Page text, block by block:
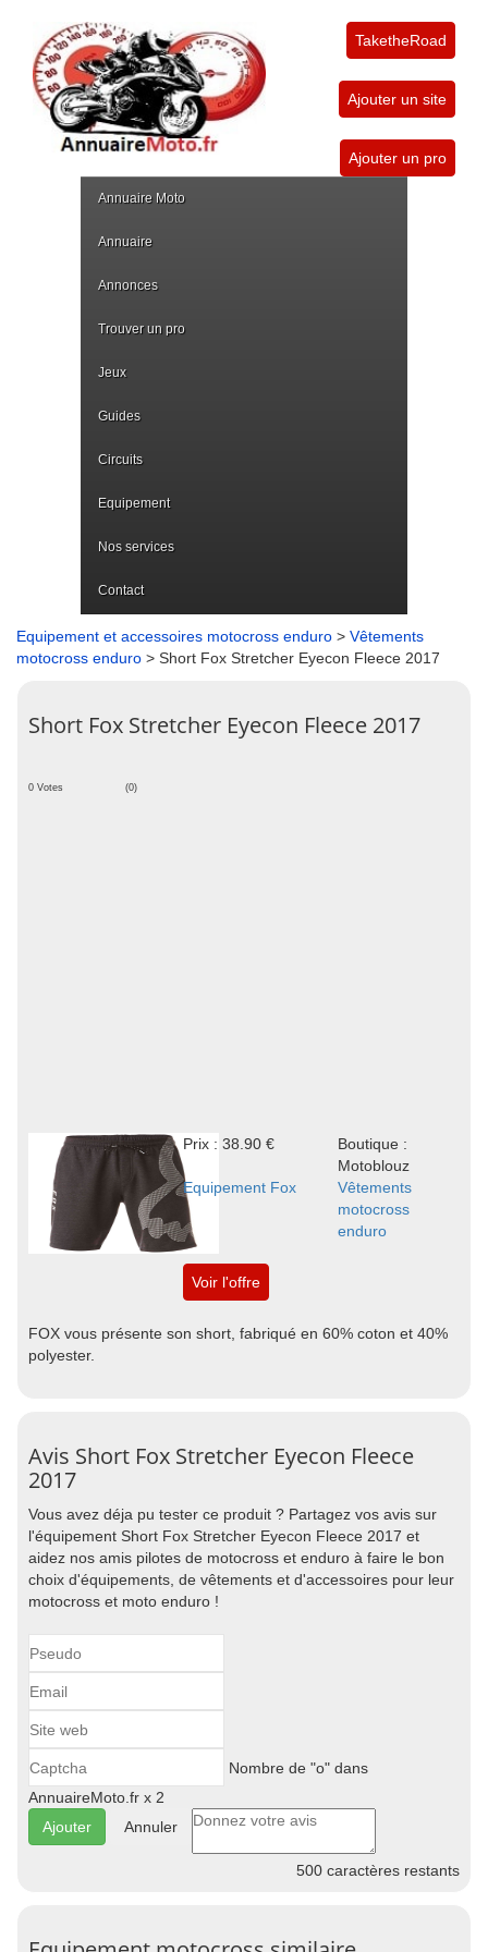
TaketheRoad
Ajouter un site
Ajouter un pro
Annuaire Moto
Annuaire
Annonces
Trouver un pro
Jeux
Guides
Circuits
Equipement
Nos services
Contact
Equipement et accessoires motocross enduro > Vêtements
motocross enduro > Short Fox Stretcher Eyecon Fleece 2017
Short Fox Stretcher Eyecon Fleece 2017
0 Votes (0)
Prix : 38.90 €
Boutique :
Motoblouz
Equipement Fox
Vêtements
motocross
enduro
Voir l'offre
FOX vous présente son short, fabriqué en 60% coton et 40%
polyester.
Avis Short Fox Stretcher Eyecon Fleece
2017
Vous avez déja pu tester ce produit ? Partagez vos avis sur
l'équipement Short Fox Stretcher Eyecon Fleece 2017 et
aidez nos amis pilotes de motocross et enduro à faire le bon
choix d'équipements, de vêtements et d'accessoires pour leur
motocross et moto enduro !
Nombre de "o" dans
AnnuaireMoto.fr x 2
Annuler
500 caractères restants